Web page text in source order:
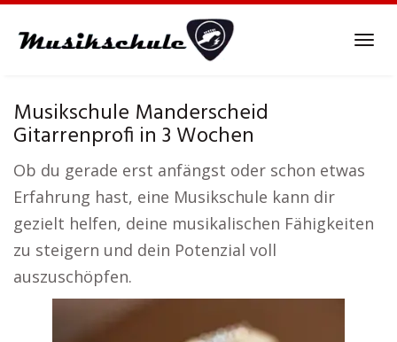
Musikschule Manderscheid
Gitarrenprofi in 3 Wochen
Ob du gerade erst anfängst oder schon etwas
Erfahrung hast, eine Musikschule kann dir
gezielt helfen, deine musikalischen Fähigkeiten
zu steigern und dein Potenzial voll
auszuschöpfen.